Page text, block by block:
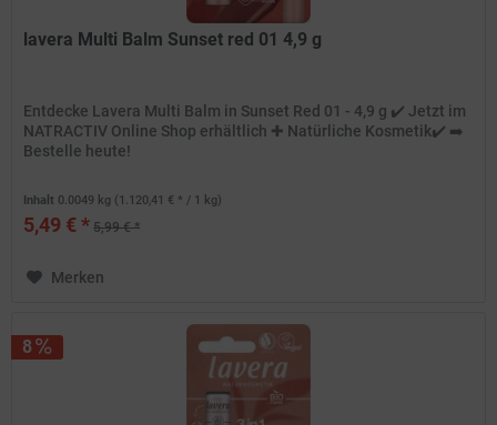
lavera Multi Balm Sunset red 01 4,9 g
Entdecke Lavera Multi Balm in Sunset Red 01 - 4,9 g ✔️ Jetzt im
NATRACTIV Online Shop erhältlich ✚ Natürliche Kosmetik✔️ ➡️
Bestelle heute!
Inhalt 0.0049 kg (1.120,41 € * / 1 kg)
5,49 € * 5,99 € *
Merken
8